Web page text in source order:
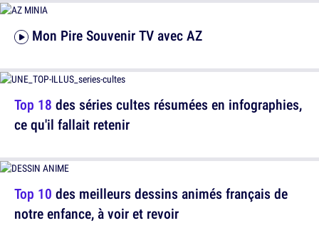
Mon Pire Souvenir TV avec AZ
Top 10 des meilleurs dessins animés français de
notre enfance, à voir et revoir
Top 18 des séries cultes résumées en infographies,
ce qu'il fallait retenir